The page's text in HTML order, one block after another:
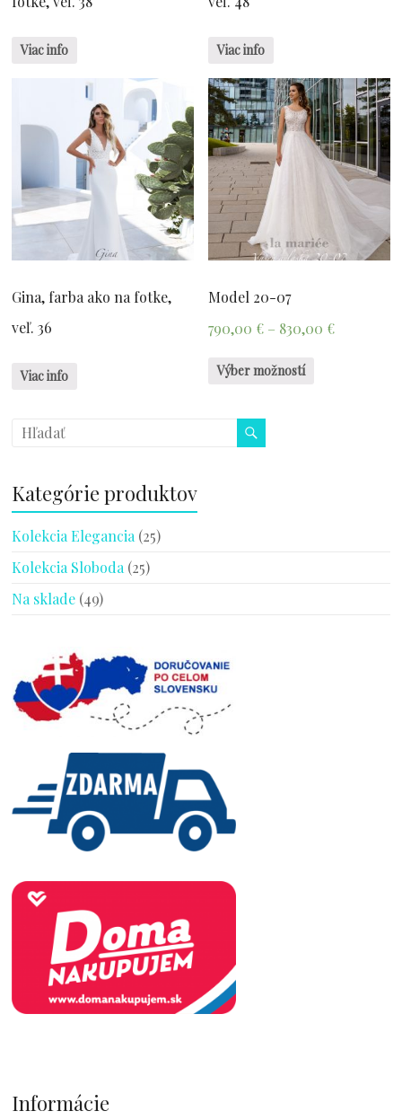
Viac info Viac info
Gina, farba ako na fotke,
veľ. 36
Viac info
Model 20-07
790,00 € – 830,00 €
Výber možností
Kategórie produktov
Kolekcia Elegancia (25)
Kolekcia Sloboda (25)
Na sklade (49)
Informácie